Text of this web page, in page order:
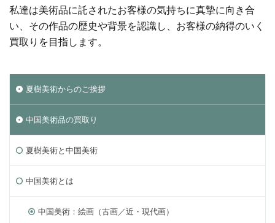
私達は美術品に託されたお客様の気持ちに真摯に向き合
い、その作品の歴史や背景を認識し、お客様の納得のいく
買取りを目指します。
夏樹美術からのご挨拶
中国美術品の買取り
夏樹美術と中国美術
中国美術とは
中国美術：絵画（古画／近・現代画）